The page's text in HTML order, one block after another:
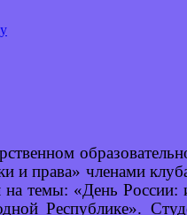
и права» членами
на темы: «День
Республике».